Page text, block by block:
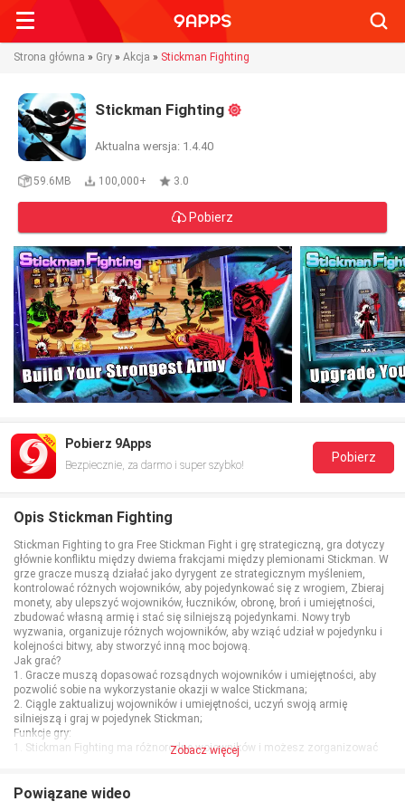
Strona główna » Gry » Akcja » Stickman Fighting
Stickman Fighting
Aktualna wersja: 1.4.40
59.6MB 100,000+ 3.0
Pobierz
Pobierz 9Apps
Bezpiecznie, za darmo i super szybko!
Pobierz
Opis Stickman Fighting
Stickman Fighting to gra Free Stickman Fight i grę strategiczną, gra dotyczy
głównie konfliktu między dwiema frakcjami między plemionami Stickman. W
grze gracze muszą działać jako dyrygent ze strategicznym myśleniem,
kontrolować różnych wojowników, aby pojedynkować się z wrogiem, Zbieraj
monety, aby ulepszyć wojowników, łuczników, obronę, broń i umiejętności,
zbudować własną armię i stać się silniejszą pojedynkami. Nowy tryb
wyzwania, organizuje różnych wojowników, aby wziąć udział w pojedynku i
kolejności bitwy, aby stworzyć inną moc bojową.
Jak grać?
1. Gracze muszą dopasować rozsądnych wojowników i umiejętności, aby
pozwolić sobie na wykorzystanie okazji w walce Stickmana;
2. Ciągle zaktualizuj wojowników i umiejętności, uczyń swoją armię
silniejszą i graj w pojedynek Stickman;
Funkcje gry:
1. Stickman Fighting ma różnorodne wojowników i możesz zorganizować
2. Stickman Fighting to nowoczesna gra pojedyncza z niekończącym się
Zobacz więcej
Powiązane wideo